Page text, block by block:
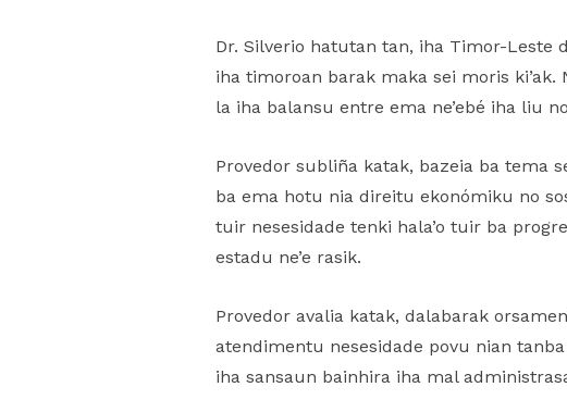
Dr. Silverio hatutan tan, iha Timor-Leste
iha timoroan barak maka sei moris
la iha balansu entre ema ne’ebé iha liu
Provedor subliña katak, bazeia ba tema
ba ema hotu nia direitu ekonómiku no
tuir nesesidade tenki hala’o tuir ba
estadu ne’e rasik.
Provedor avalia katak, dalabarak
atendimentu nesesidade povu nian
iha sansaun bainhira iha mal